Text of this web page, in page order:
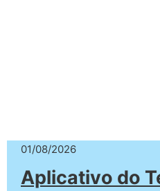
01/08/2026
Aplicativo do